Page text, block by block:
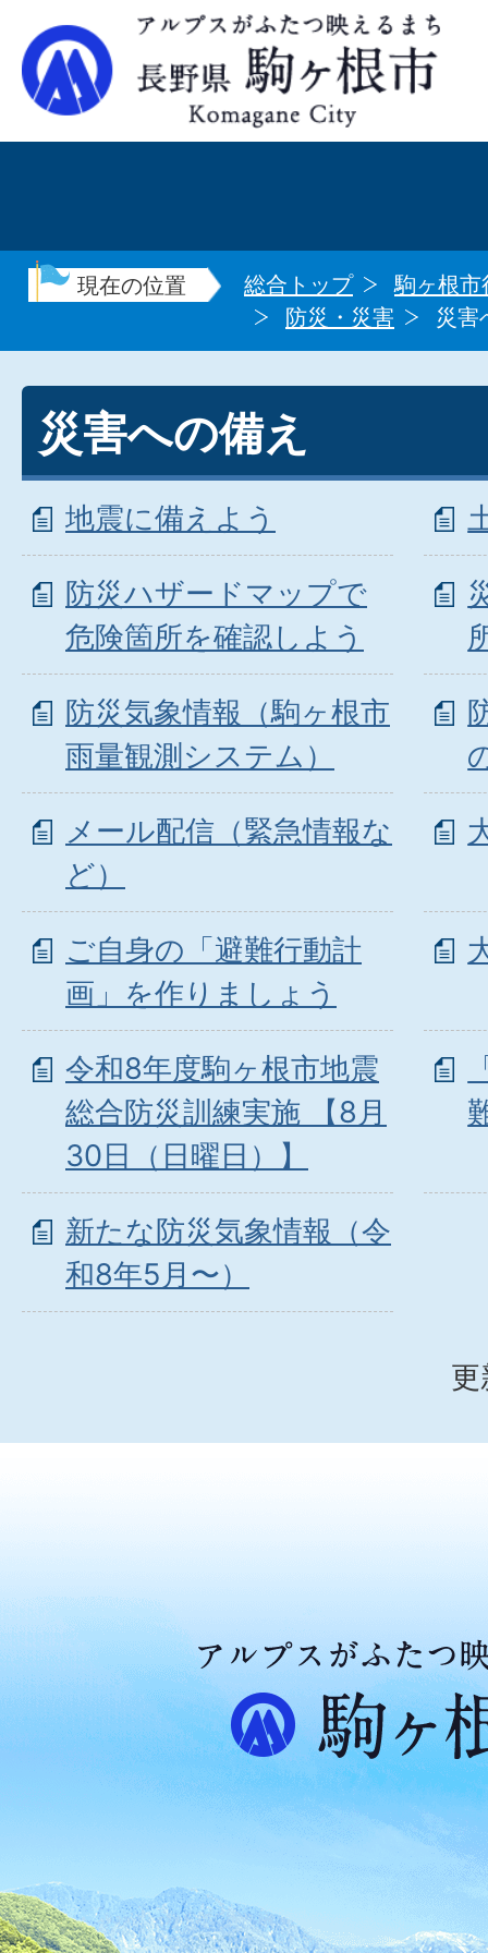
現在の位置 総合トップ
駒ヶ根市
防災・災害
災害
災害への備え
地震に備えよう
防災ハザードマップで
危険箇所を確認しよう
防災気象情報（駒ヶ根市
雨量観測システム）
メール配信（緊急情報な
ど）
ご自身の「避難行動計
画」を作りましょう
令和8年度駒ヶ根市地震
総合防災訓練実施 【8月
30日（日曜日）】
新たな防災気象情報（令
和8年5月〜）
ア
ル
プ
ス
が
た